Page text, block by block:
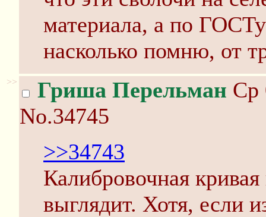
материала, а по
насколько помню, от
>> Гриша Перельман Ср
No.34745
>>34743
Калибровочная
выглядит. Хотя, если